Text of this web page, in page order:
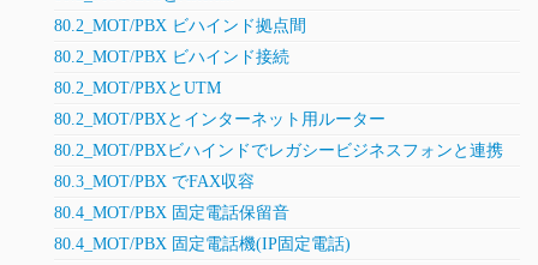
80.2_MOT/PBX ビハインド拠点間
80.2_MOT/PBX ビハインド接続
80.2_MOT/PBXとUTM
80.2_MOT/PBXとインターネット用ルーター
80.2_MOT/PBXビハインドでレガシービジネスフォンと連携
80.3_MOT/PBX でFAX収容
80.4_MOT/PBX 固定電話保留音
80.4_MOT/PBX 固定電話機(IP固定電話)